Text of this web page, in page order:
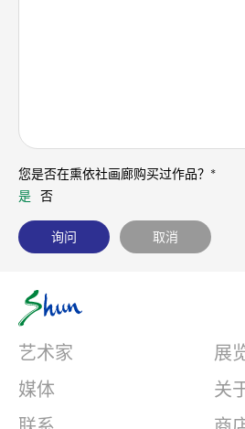
您是否在熏依社画廊购买过作品？*
是 否
艺术家
展
媒体
关